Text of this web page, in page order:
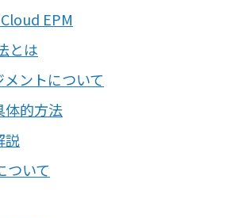
EPM
とは
ントについて
体的方法
説
ついて